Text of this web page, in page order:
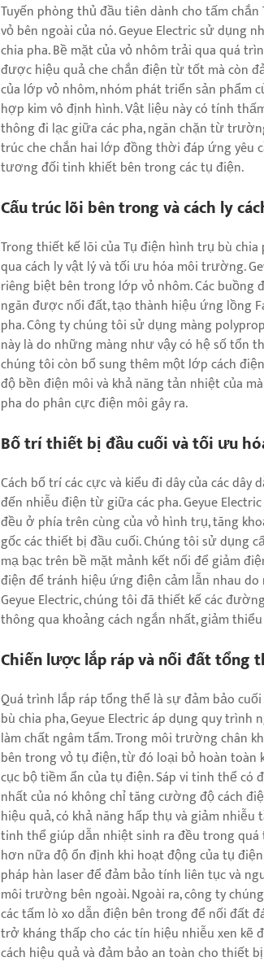
Tuyến phòng thủ đầu tiên dành cho tấm
vỏ bên ngoài của nó. Geyue Electric sử dụng
chia pha. Bề mặt của vỏ nhôm trải qua quá
được hiệu quả che chắn điện từ tốt mà còn
của lớp vỏ nhôm, nhóm phát triển sản phẩm
hợp kim vô định hình. Vật liệu này có tính
thông đi lạc giữa các pha, ngăn chặn từ
trúc che chắn hai lớp đồng thời đáp ứng
tương đối tinh khiết bên trong các tụ điện.
Cấu trúc lõi bên trong và cách ly
Trong thiết kế lõi của Tụ điện hình trụ bù
qua cách ly vật lý và tối ưu hóa môi trường.
riêng biệt bên trong lớp vỏ nhôm. Các buồng
ngăn được nối đất, tạo thành hiệu ứng lồng
pha. Công ty chúng tôi sử dụng màng
này là do những màng như vậy có hệ số tổn
chúng tôi còn bổ sung thêm một lớp cách
độ bền điện môi và khả năng tản nhiệt của
pha do phân cực điện môi gây ra.
Bố trí thiết bị đầu cuối và tối ưu
Cách bố trí các cực và kiểu đi dây của các
đến nhiễu điện từ giữa các pha. Geyue
đều ở phía trên cùng của vỏ hình trụ, tăng
gốc các thiết bị đầu cuối. Chúng tôi sử dụng
mạ bạc trên bề mặt mảnh kết nối để giảm
điện để tránh hiệu ứng điện cảm lẫn nhau do
Geyue Electric, chúng tôi đã thiết kế các
thông qua khoảng cách ngắn nhất, giảm
Chiến lược lắp ráp và nối đất tổng
Quá trình lắp ráp tổng thể là sự đảm bảo
bù chia pha, Geyue Electric áp dụng quy
làm chất ngâm tẩm. Trong môi trường chân
bên trong vỏ tụ điện, từ đó loại bỏ hoàn
cục bộ tiềm ẩn của tụ điện. Sáp vi tinh thể
nhất của nó không chỉ tăng cường độ cách
hiệu quả, có khả năng hấp thụ và giảm
tinh thể giúp dẫn nhiệt sinh ra đều trong
hơn nữa độ ổn định khi hoạt động của tụ
pháp hàn laser để đảm bảo tính liên tục và
môi trường bên ngoài. Ngoài ra, công ty
các tấm lò xo dẫn điện bên trong để nối đất
trở kháng thấp cho các tín hiệu nhiễu xen
cách hiệu quả và đảm bảo an toàn cho thiết